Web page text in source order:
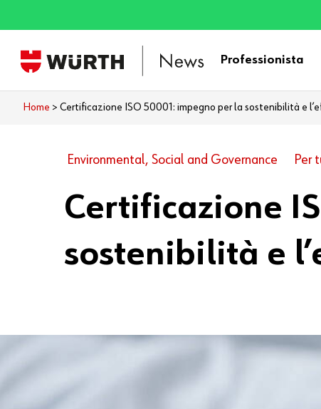
to
main
Professionista
Home > Certificazione ISO 50001: impegno per la sostenibilità e
Environmental, Social and Governance Per
Certificazione
sostenibilità e